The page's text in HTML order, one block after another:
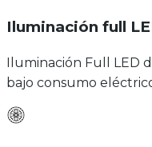
Iluminación full
Iluminación Full LED
bajo consumo